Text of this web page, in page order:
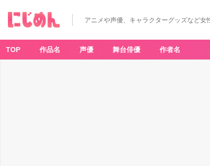
アニメや声優、キャラクターグッズなど女
TOP 作品名 声優 舞台俳優 作者名